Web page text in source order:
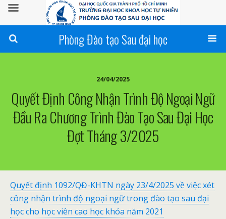
Phòng Đào tạo Sau đại học
24/04/2025
Quyết Định Công Nhận Trình Độ Ngoại Ngữ
Đầu Ra Chương Trình Đào Tạo Sau Đại Học
Đợt Tháng 3/2025
Quyết định 1092/QĐ-KHTN ngày 23/4/2025 về việc xét
công nhận trình độ ngoại ngữ trong đào tạo sau đại
học cho học viên cao học khóa năm 2021